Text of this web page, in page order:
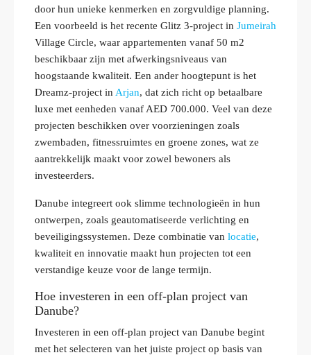
door hun unieke kenmerken en zorgvuldige planning.
Een voorbeeld is het recente Glitz 3-project in Jumeirah
Village Circle, waar appartementen vanaf 50 m2
beschikbaar zijn met afwerkingsniveaus van
hoogstaande kwaliteit. Een ander hoogtepunt is het
Dreamz-project in Arjan, dat zich richt op betaalbare
luxe met eenheden vanaf AED 700.000. Veel van deze
projecten beschikken over voorzieningen zoals
zwembaden, fitnessruimtes en groene zones, wat ze
aantrekkelijk maakt voor zowel bewoners als
investeerders.
Danube integreert ook slimme technologieën in hun
ontwerpen, zoals geautomatiseerde verlichting en
beveiligingssystemen. Deze combinatie van locatie,
kwaliteit en innovatie maakt hun projecten tot een
verstandige keuze voor de lange termijn.
Hoe investeren in een off-plan project van
Danube?
Investeren in een off-plan project van Danube begint
met het selecteren van het juiste project op basis van